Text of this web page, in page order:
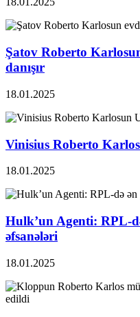
Şatov Roberto
danışır
18.01.2025
Vinisius Roberto
18.01.2025
Hulk’un Agenti: RPL-
əfsanələri
18.01.2025